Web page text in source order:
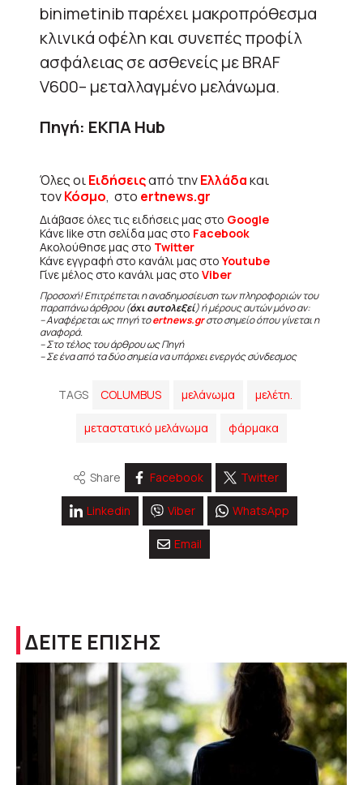
binimetinib παρέχει μακροπρόθεσμα
κλινικά οφέλη και συνεπές προφίλ
ασφάλειας σε ασθενείς με BRAF
V600– μεταλλαγμένο μελάνωμα.
Πηγή: ΕΚΠΑ Hub
Όλες οιΕιδήσειςαπό τηνΕλλάδακαι
τονΚόσμο, στο ertnews.gr
Διάβασε όλες τις ειδήσεις μας στο Google
Κάνε like στη σελίδα μας στο Facebook
Ακολούθησε μας στο Twitter
Κάνε εγγραφή στο κανάλι μας στοYoutube
Γίνε μέλος στο κανάλι μας στο Viber
Προσοχή! Επιτρέπεται η αναδημοσίευση των πληροφοριών του
παραπάνω άρθρου (όχι αυτολεξεί) ή μέρους αυτών μόνο αν:
– Αναφέρεται ως πηγή τοertnews.grστο σημείο όπου γίνεται η
αναφορά.
– Στο τέλος του άρθρου ως Πηγή
– Σε ένα από τα δύο σημεία να υπάρχει ενεργός σύνδεσμος
TAGS COLUMBUS μελάνωμα μελέτη.
μεταστατικό μελάνωμα φάρμακα
Share Facebook Twitter
Linkedin Viber WhatsApp
Email
ΔΕΙΤΕ ΕΠΙΣΗΣ